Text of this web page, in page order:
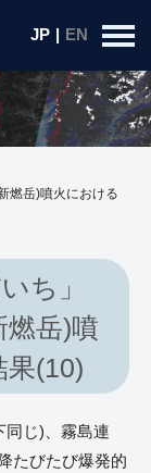
JP | EN
燃岳)噴火における
ち」
岳)噴
果(10)
同じ)、霧島連
たびたび爆発的